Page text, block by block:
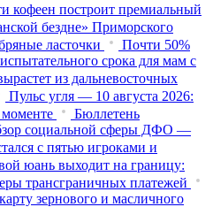
кофеен построит премиальный
бездне» Приморского
ласточки
Почти 50%
срока для мам с
из дальневосточных
Пульс угля — 10 августа 2026:
Бюллетень
социальной сферы ДФО —
с пятью игроками и
юань выходит на границу:
трансграничных платежей
зернового и масличного